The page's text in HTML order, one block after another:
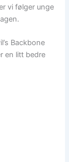
vi følger unge
Backbone
en litt bedre